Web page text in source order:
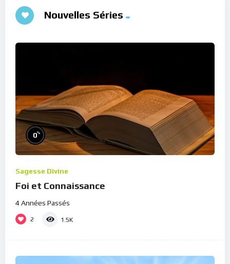
Nouvelles Séries
0%
Sagesse Divine
Foi et Connaissance
4 Années Passés
2 1.5K